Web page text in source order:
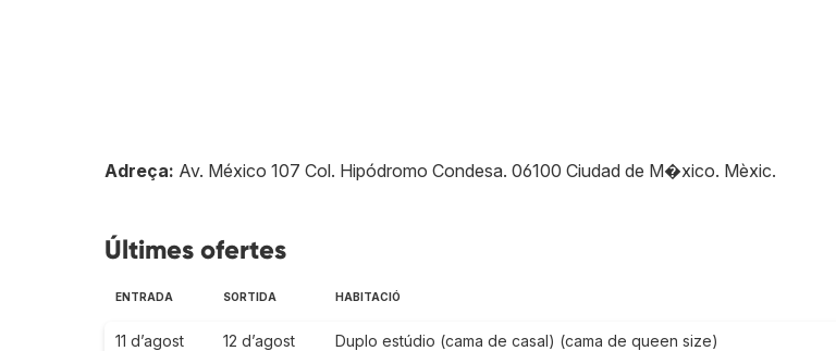
Adreça: Av. México 107 Col. Hipódromo Condesa. 06100 Ciudad de M�xico. Mèxic.
Últimes ofertes
ENTRADA SORTIDA HABITACIÓ
11 d’agost
12 d’agost
Duplo estúdio (cama de casal) (cama de queen size)